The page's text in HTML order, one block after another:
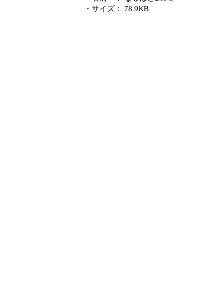
・サイズ ： 78.9KB